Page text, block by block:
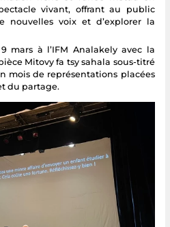
vivant, offrant au public
nouvelles voix et d’explorer la
mars à l’IFM Analakely avec la
Mitovy fa tsy sahala sous-titré
mois de représentations placées
du partage.